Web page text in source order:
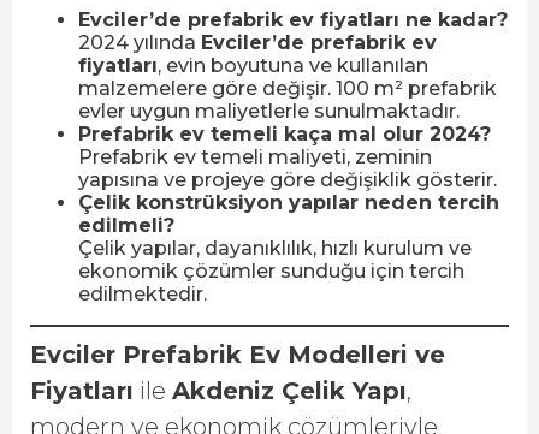
Evciler’de prefabrik ev fiyatları ne kadar?
2024 yılında Evciler’de prefabrik ev
fiyatları, evin boyutuna ve kullanılan
malzemelere göre değişir. 100 m² prefabrik
evler uygun maliyetlerle sunulmaktadır.
Prefabrik ev temeli kaça mal olur 2024?
Prefabrik ev temeli maliyeti, zeminin
yapısına ve projeye göre değişiklik gösterir.
Çelik konstrüksiyon yapılar neden tercih
edilmeli?
Çelik yapılar, dayanıklılık, hızlı kurulum ve
ekonomik çözümler sunduğu için tercih
edilmektedir.
Evciler Prefabrik Ev Modelleri ve
Fiyatları ile Akdeniz Çelik Yapı,
modern ve ekonomik çözümleriyle